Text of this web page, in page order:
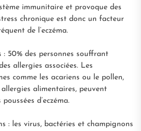
immunitaire et provoque des
chronique est donc un facteur
de l’eczéma.
: 50% des personnes souffrant
allergies associées. Les
comme les acariens ou le pollen,
allergies alimentaires, peuvent
d’eczéma.
: les virus, bactéries et champignons